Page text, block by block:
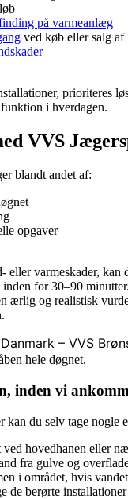
på varmeanlæg
ved køb eller salg af
prioriteres
i hverdagen.
VVS
blandt andet af:
opgaver
eller varmeskader, kan
for 30–90
ærlig og realistisk
– VVS
hele døgnet.
inden vi
kan du selv tage nogle
hovedhanen eller
fra gulve og
i området, hvis
de berørte installationer